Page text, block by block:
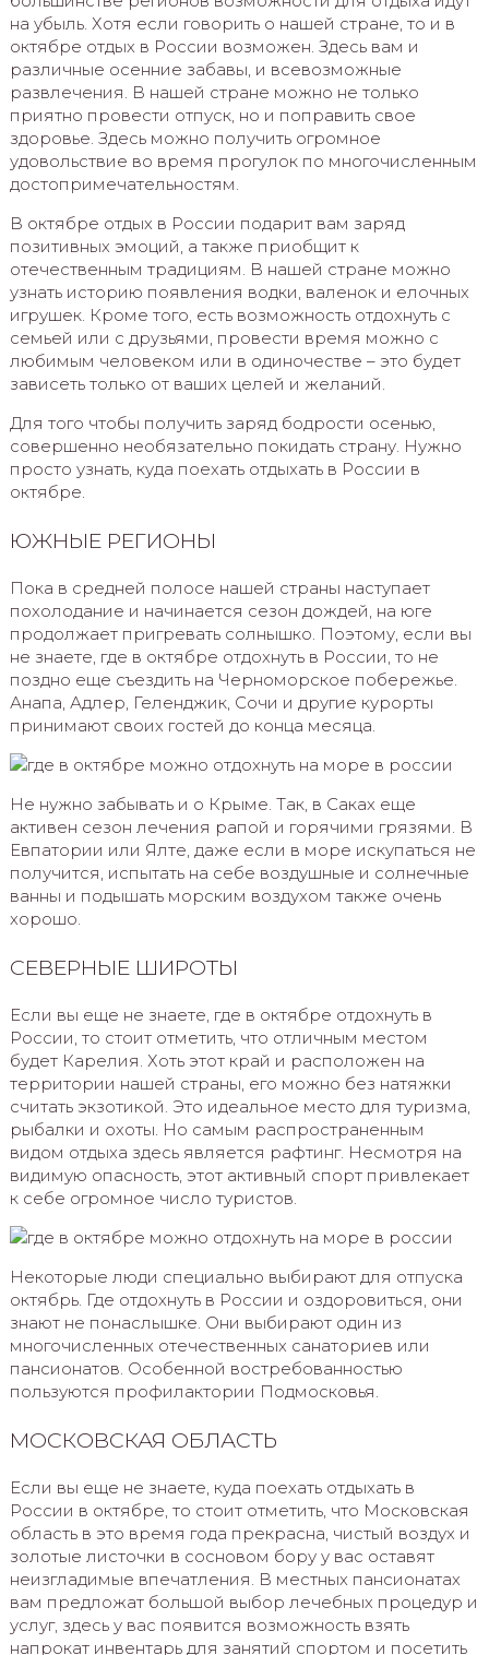
на убыль. Хотя если говорить о нашей стране, то и в
октябре отдых в России возможен. Здесь вам и
различные осенние забавы, и всевозможные
развлечения. В нашей стране можно не только
приятно провести отпуск, но и поправить свое
здоровье. Здесь можно получить огромное
удовольствие во время прогулок по многочисленным
достопримечательностям.
В октябре отдых в России подарит вам заряд
позитивных эмоций, а также приобщит к
отечественным традициям. В нашей стране можно
узнать историю появления водки, валенок и елочных
игрушек. Кроме того, есть возможность отдохнуть с
семьей или с друзьями, провести время можно с
любимым человеком или в одиночестве – это будет
зависеть только от ваших целей и желаний.
Для того чтобы получить заряд бодрости осенью,
совершенно необязательно покидать страну. Нужно
просто узнать, куда поехать отдыхать в России в
октябре.
ЮЖНЫЕ РЕГИОНЫ
Пока в средней полосе нашей страны наступает
похолодание и начинается сезон дождей, на юге
продолжает пригревать солнышко. Поэтому, если вы
не знаете, где в октябре отдохнуть в России, то не
поздно еще съездить на Черноморское побережье.
Анапа, Адлер, Геленджик, Сочи и другие курорты
принимают своих гостей до конца месяца.
Не нужно забывать и о Крыме. Так, в Саках еще
активен сезон лечения рапой и горячими грязями. В
Евпатории или Ялте, даже если в море искупаться не
получится, испытать на себе воздушные и солнечные
ванны и подышать морским воздухом также очень
хорошо.
СЕВЕРНЫЕ ШИРОТЫ
Если вы еще не знаете, где в октябре отдохнуть в
России, то стоит отметить, что отличным местом
будет Карелия. Хоть этот край и расположен на
территории нашей страны, его можно без натяжки
считать экзотикой. Это идеальное место для туризма,
рыбалки и охоты. Но самым распространенным
видом отдыха здесь является рафтинг. Несмотря на
видимую опасность, этот активный спорт привлекает
к себе огромное число туристов.
Некоторые люди специально выбирают для отпуска
октябрь. Где отдохнуть в России и оздоровиться, они
знают не понаслышке. Они выбирают один из
многочисленных отечественных санаториев или
пансионатов. Особенной востребованностью
пользуются профилактории Подмосковья.
МОСКОВСКАЯ ОБЛАСТЬ
Если вы еще не знаете, куда поехать отдыхать в
России в октябре, то стоит отметить, что Московская
область в это время года прекрасна, чистый воздух и
золотые листочки в сосновом бору у вас оставят
неизгладимые впечатления. В местных пансионатах
вам предложат большой выбор лечебных процедур и
услуг, здесь у вас появится возможность взять
напрокат инвентарь для занятий спортом и посетить